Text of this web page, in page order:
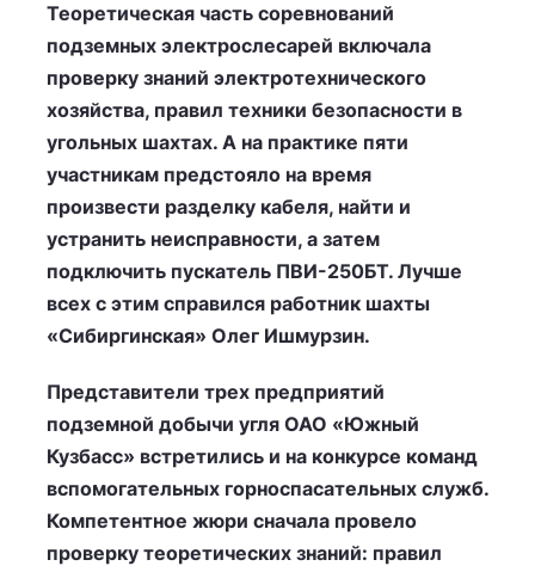
Теоретическая часть соревнований
подземных электрослесарей включала
проверку знаний электротехнического
хозяйства, правил техники безопасности в
угольных шахтах. А на практике пяти
участникам предстояло на время
произвести разделку кабеля, найти и
устранить неисправности, а затем
подключить пускатель ПВИ-250БТ. Лучше
всех с этим справился работник шахты
«Сибиргинская» Олег Ишмурзин.
Представители трех предприятий
подземной добычи угля ОАО «Южный
Кузбасс» встретились и на конкурсе команд
вспомогательных горноспасательных служб.
Компетентное жюри сначала провело
проверку теоретических знаний: правил